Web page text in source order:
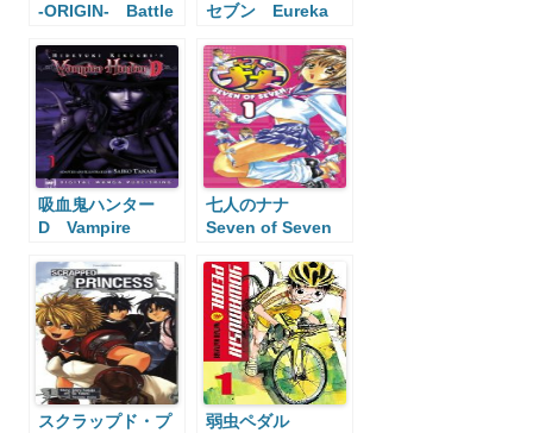
‐ORIGIN‐ Battle
セブン Eureka
吸血鬼ハンター
D Vampire
七人のナナ
Seven of Seven
スクラップド・プ
弱虫ペダル